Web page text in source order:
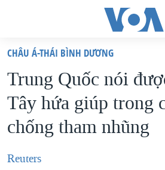
truy
cập
Tới
nội
chính
VIỆT NAM
HOA KỲ
BIỂN ĐÔNG
THẾ GIỚI
CHÂU Á-THÁI BÌNH DƯƠNG
Trung Quốc nói
Tây hứa giúp trong
chống tham nhũng
Reuters